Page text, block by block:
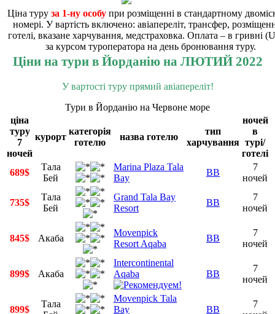
Ціна туру за 1-ну особу при розміщенні в стандартному
номері. У вартість включено: авіапереліт, трансфер,
готелі, вказане харчування, медстраховка. Оплата – в гривні
за курсом туроператора на день бронювання туру.
Ціни на тури в Йорданію на ЛЮТИЙ 2022
У вартості туру прямий авіапереліт!
Тури в Йорданію на Червоне море
ціна
туру
7
ночей
курорт
категорія
готелю
назва готелю
тип
харчування
ночей
в
турі/
готелі
689$
Тала
Бей
Marina Plaza Tala
Bay
BB
7
ночей
735$
Тала
Бей
Grand Tala Bay
Resort
BB
7
ночей
845$ Акаба
Movenpick
Resort Aqaba
BB
7
ночей
899$ Акаба
Intercontinental
Aqaba
BB
7
ночей
899$
Тала
Movenpick Tala
Bay
BB
7